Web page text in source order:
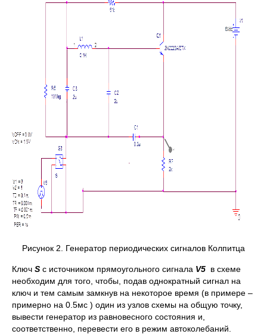
Рисунок 2. Генератор периодических сигналов Колпитца
Ключ S с источником прямоугольного сигнала V5 в схеме
необходим для того, чтобы, подав однократный сигнал на
ключ и тем самым замкнув на некоторое время (в примере –
примерно на 0.5мс ) один из узлов схемы на общую точку,
вывести генератор из равновесного состояния и,
соответственно, перевести его в режим автоколебаний.